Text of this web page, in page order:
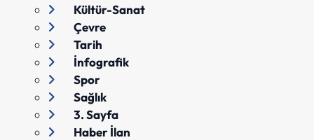
Kültür-Sanat
Çevre
Tarih
İnfografik
Spor
Sağlık
3. Sayfa
Haber İlan